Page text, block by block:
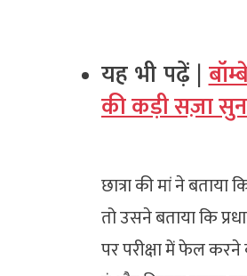
यह भी पढ़ें |
की कड़ी सज़ा
छात्रा की मां ने
तो उसने बताया कि
पर परीक्षा में फेल